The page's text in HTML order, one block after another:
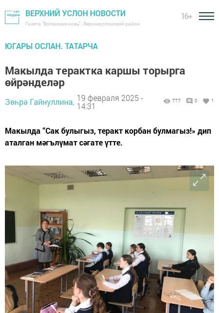
ВЕРХНИЙ УСЛОН НОВОСТИ
Газета "Волжская новь" - Верхнеуслонский район
16+
ЮГАРЫ ОСЛАН. ТАТАРЧА
Макылда терактка каршы торырга
өйрәнделәр
Зөһрә Гайнуллина, 19 февраля 2025 -
14:31
777 0 1
Макылда “Сак булыгыз, теракт корбан булмагыз!» дип
аталган мәгълүмат сәгате үтте.